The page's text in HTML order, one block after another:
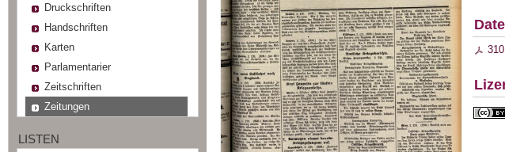
Druckschriften
Handschriften
Karten
Parlamentarier
Zeitschriften
Zeitungen
LISTEN